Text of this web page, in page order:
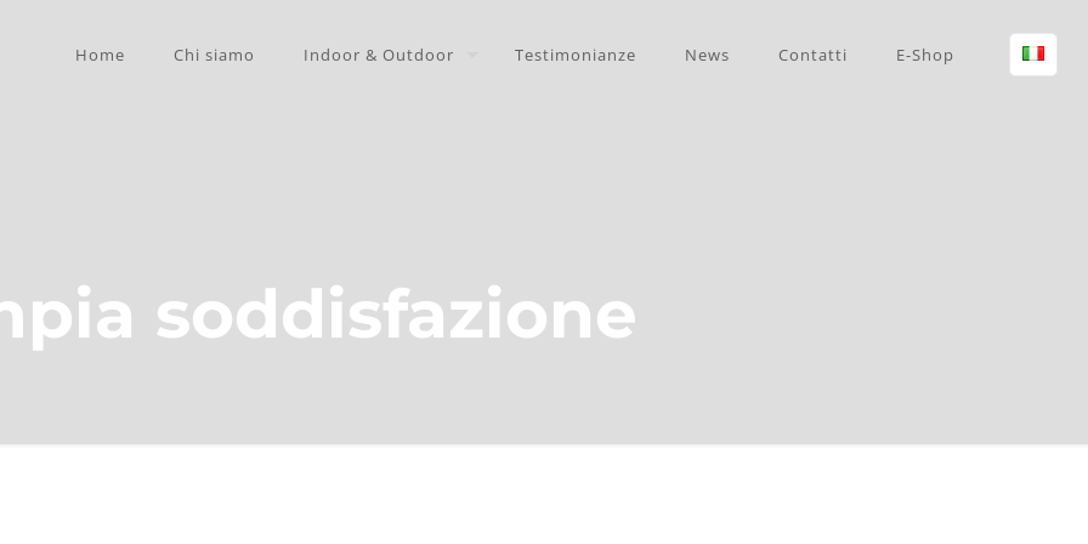
Home Chi siamo Indoor & Outdoor Testimonianze News Contatti E-Shop
soddisfazione